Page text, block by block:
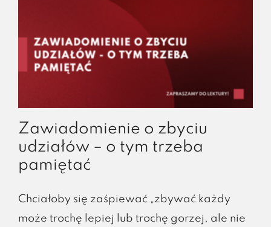
Zawiadomienie o zbyciu
udziałów – o tym trzeba
pamiętać
Chciałoby się zaśpiewać „zbywać każdy
może trochę lepiej lub trochę gorzej, ale nie